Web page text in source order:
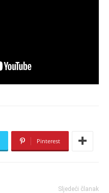
Pinterest
Sljedeći članak